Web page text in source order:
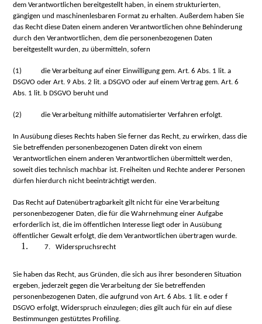
dem Verantwortlichen bereitgestellt haben, in einem strukturierten,
gängigen und maschinenlesbaren Format zu erhalten. Außerdem haben Sie
das Recht diese Daten einem anderen Verantwortlichen ohne Behinderung
durch den Verantwortlichen, dem die personenbezogenen Daten
bereitgestellt wurden, zu übermitteln, sofern
(1)die Verarbeitung auf einer Einwilligung gem. Art. 6 Abs. 1 lit. a
DSGVO oder Art. 9 Abs. 2 lit. a DSGVO oder auf einem Vertrag gem. Art. 6
Abs. 1 lit. b DSGVO beruht und
(2)die Verarbeitung mithilfe automatisierter Verfahren erfolgt.
In Ausübung dieses Rechts haben Sie ferner das Recht, zu erwirken, dass die
Sie betreffenden personenbezogenen Daten direkt von einem
Verantwortlichen einem anderen Verantwortlichen übermittelt werden,
soweit dies technisch machbar ist. Freiheiten und Rechte anderer Personen
dürfen hierdurch nicht beeinträchtigt werden.
Das Recht auf Datenübertragbarkeit gilt nicht für eine Verarbeitung
personenbezogener Daten, die für die Wahrnehmung einer Aufgabe
erforderlich ist, die im öffentlichen Interesse liegt oder in Ausübung
öffentlicher Gewalt erfolgt, die dem Verantwortlichen übertragen wurde.
7. Widerspruchsrecht
Sie haben das Recht, aus Gründen, die sich aus ihrer besonderen Situation
ergeben, jederzeit gegen die Verarbeitung der Sie betreffenden
personenbezogenen Daten, die aufgrund von Art. 6 Abs. 1 lit. e oder f
DSGVO erfolgt, Widerspruch einzulegen; dies gilt auch für ein auf diese
Bestimmungen gestütztes Profiling.